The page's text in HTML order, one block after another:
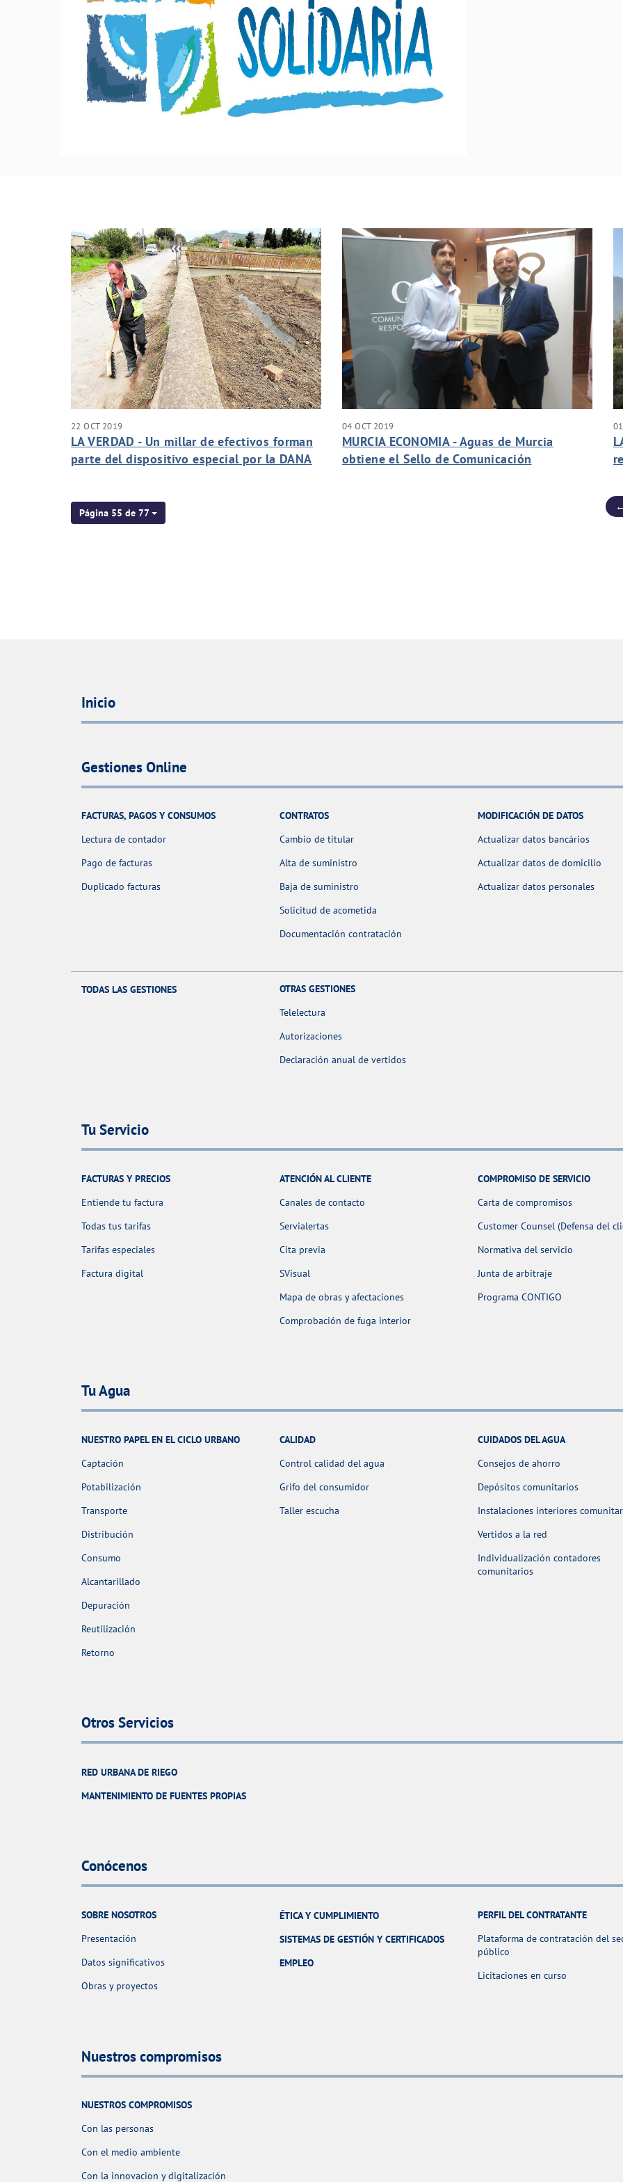
22 OCT 2019
LA VERDAD - Un millar de efectivos forman
parte del dispositivo especial por la DANA
04 OCT 2019
MURCIA ECONOMIA - Aguas de Murcia
obtiene el Sello de Comunicación
Página 55 de 77
Inicio
Gestiones Online
FACTURAS, PAGOS Y CONSUMOS
Lectura de contador
Pago de facturas
Duplicado facturas
CONTRATOS
Cambio de titular
Alta de suministro
Baja de suministro
Solicitud de acometida
Documentación contratación
MODIFICACIÓN DE DATOS
Actualizar datos bancários
Actualizar datos de domicilio
Actualizar datos personales
TODAS LAS GESTIONES
OTRAS GESTIONES
Telelectura
Autorizaciones
Declaración anual de vertidos
Tu Servicio
FACTURAS Y PRECIOS
Entiende tu factura
Todas tus tarifas
Tarifas especiales
Factura digital
ATENCIÓN AL CLIENTE
Canales de contacto
Servialertas
Cita previa
SVisual
Mapa de obras y afectaciones
Comprobación de fuga interior
COMPROMISO DE SERVICIO
Carta de compromisos
Customer Counsel (Defensa del
Normativa del servicio
Junta de arbitraje
Programa CONTIGO
Tu Agua
NUESTRO PAPEL EN EL CICLO URBANO
Captación
Potabilización
Transporte
Distribución
Consumo
Alcantarillado
Depuración
Reutilización
Retorno
CALIDAD
Control calidad del agua
Grifo del consumidor
Taller escucha
CUIDADOS DEL AGUA
Consejos de ahorro
Depósitos comunitarios
Instalaciones interiores
Vertidos a la red
Individualización contadores
comunitarios
Otros Servicios
RED URBANA DE RIEGO
MANTENIMIENTO DE FUENTES PROPIAS
Conócenos
SOBRE NOSOTROS
Presentación
Datos significativos
Obras y proyectos
ÉTICA Y CUMPLIMIENTO
SISTEMAS DE GESTIÓN Y CERTIFICADOS
EMPLEO
PERFIL DEL CONTRATANTE
Plataforma de contratación del
público
Licitaciones en curso
Nuestros compromisos
NUESTROS COMPROMISOS
Con las personas
Con el medio ambiente
Con la innovacion y digitalización